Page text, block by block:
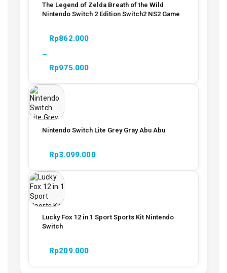
The Legend of Zelda Breath of the Wild
Nintendo Switch 2 Edition Switch2 NS2 Game
Rp862.000
–
Rp975.000
Nintendo Switch Lite Grey Gray Abu Abu
Rp3.099.000
Lucky Fox 12 in 1 Sport Sports Kit Nintendo
Switch
Rp209.000